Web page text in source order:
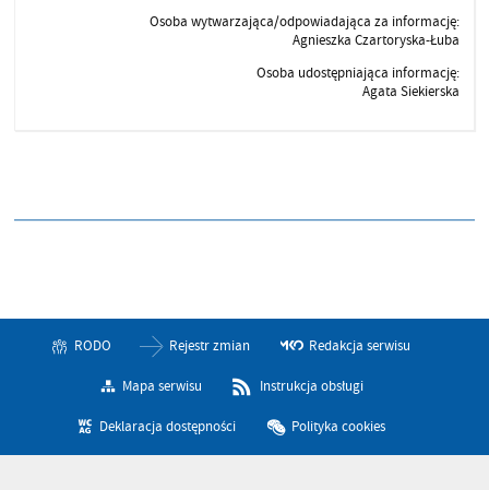
Osoba wytwarzająca/odpowiadająca za informację:
Agnieszka Czartoryska-Łuba
Osoba udostępniająca informację:
Agata Siekierska
RODO Rejestr zmian Redakcja serwisu
Mapa serwisu Instrukcja obsługi
Deklaracja dostępności Polityka cookies